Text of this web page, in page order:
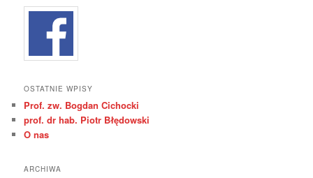
OSTATNIE WPISY
Prof. zw. Bogdan Cichocki
prof. dr hab. Piotr Błędowski
O nas
ARCHIWA